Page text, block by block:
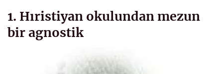
1. Hıristiyan okulundan mezun
bir agnostik